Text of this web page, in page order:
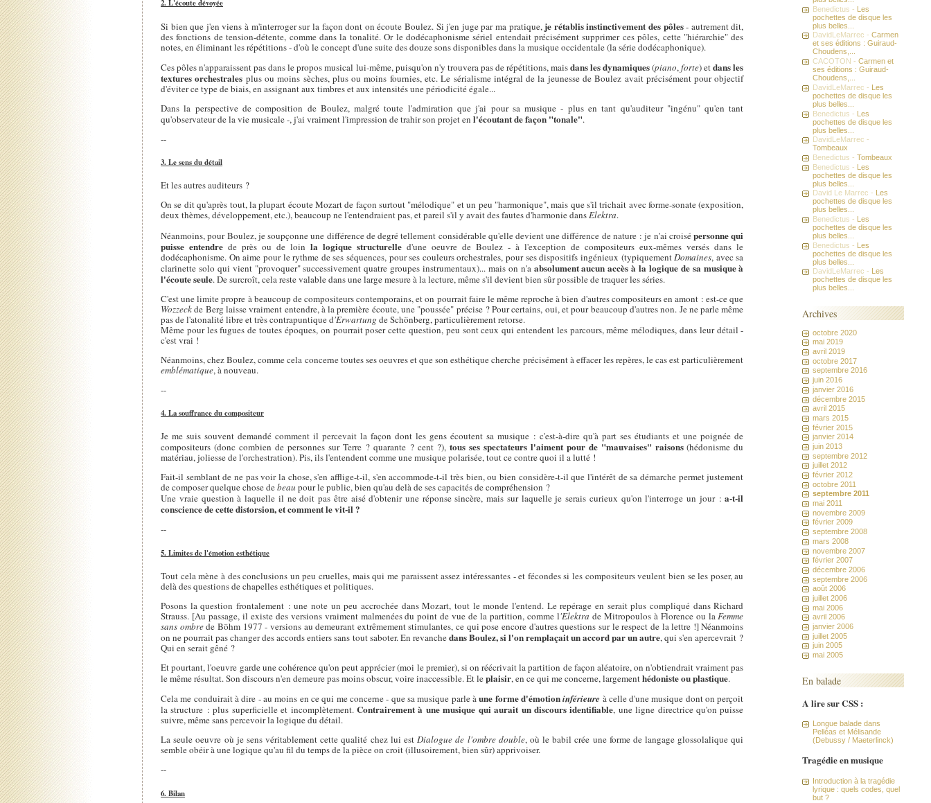
2. L'écoute dévoyée
Si bien que j'en viens à m'interroger sur la façon dont on écoute Boulez. Si j'en juge par ma pratique, je rétablis instinctivement des pôles- autrement dit,
des fonctions de tension-détente, comme dans la tonalité. Or le dodécaphonisme sériel entendait précisément supprimer ces pôles, cette "hiérarchie" des
notes, en éliminant les répétitions - d'où le concept d'une suite des douze sons disponibles dans la musique occidentale (la série dodécaphonique).
Ces pôles n'apparaissent pas dans le propos musical lui-même, puisqu'on n'y trouvera pas de répétitions, maisdans les dynamiques(piano,forte) etdans les
textures orchestrales plus ou moins sèches, plus ou moins fournies, etc. Le sérialisme intégral de la jeunesse de Boulez avait précisément pour objectif
d'éviter ce type de biais, en assignant aux timbres et aux intensités une périodicité égale...
Dans la perspective de composition de Boulez, malgré toute l'admiration que j'ai pour sa musique - plus en tant qu'auditeur "ingénu" qu'en tant
qu'observateur de la vie musicale -, j'ai vraiment l'impression de trahir son projet enl'écoutant de façon "tonale".
--
3. Le sens du détail
Et les autres auditeurs ?
On se dit qu'après tout, la plupart écoute Mozart de façon surtout "mélodique" et un peu "harmonique", mais que s'il trichait avec forme-sonate (exposition,
deux thèmes, développement, etc.), beaucoup ne l'entendraient pas, et pareil s'il y avait des fautes d'harmonie dansElektra.
Néanmoins, pour Boulez, je soupçonne une différence de degré tellement considérable qu'elle devient une différence de nature : je n'ai croisépersonne qui
puisse entendre de près ou de loinla logique structurelle d'une oeuvre de Boulez - à l'exception de compositeurs eux-mêmes versés dans le
dodécaphonisme. On aime pour le rythme de ses séquences, pour ses couleurs orchestrales, pour ses dispositifs ingénieux (typiquement Domaines, avec sa
clarinette solo qui vient "provoquer" successivement quatre groupes instrumentaux)... mais on n'a absolument aucun accès à la logique de sa musique à
l'écoute seule. De surcroît, cela reste valable dans une large mesure à la lecture, même s'il devient bien sûr possible de traquer les séries.
C'est une limite propre à beaucoup de compositeurs contemporains, et on pourrait faire le même reproche à bien d'autres compositeurs en amont : est-ce que
Wozzeckde Berg laisse vraiment entendre, à la première écoute, une "poussée" précise ? Pour certains, oui, et pour beaucoup d'autres non. Je ne parle même
pas de l'atonalité libre et très contrapuntique d'Erwartung de Schönberg, particulièrement retorse.
Même pour les fugues de toutes époques, on pourrait poser cette question, peu sont ceux qui entendent les parcours, même mélodiques, dans leur détail -
c'est vrai !
Néanmoins, chez Boulez, comme cela concerne toutes ses oeuvres et que son esthétique cherche précisément à effacer les repères, le cas est particulièrement
emblématique, à nouveau.
--
4. La souffrance du compositeur
Je me suis souvent demandé comment il percevait la façon dont les gens écoutent sa musique : c'est-à-dire qu'à part ses étudiants et une poignée de
compositeurs (donc combien de personnes sur Terre ? quarante ? cent ?), tous ses spectateurs l'aiment pour de "mauvaises" raisons(hédonisme du
matériau, joliesse de l'orchestration). Pis, ils l'entendent comme une musique polarisée, tout ce contre quoi il a lutté !
Fait-il semblant de ne pas voir la chose, s'en afflige-t-il, s'en accommode-t-il très bien, ou bien considère-t-il que l'intérêt de sa démarche permet justement
de composer quelque chose debeau pour le public, bien qu'au delà de ses capacités de compréhension ?
Une vraie question à laquelle il ne doit pas être aisé d'obtenir une réponse sincère, mais sur laquelle je serais curieux qu'on l'interroge un jour :a-t-il
conscience de cette distorsion, et comment le vit-il ?
--
5. Limites de l'émotion esthétique
Tout cela mène à des conclusions un peu cruelles, mais qui me paraissent assez intéressantes - et fécondes si les compositeurs veulent bien se les poser, au
delà des questions de chapelles esthétiques et politiques.
Posons la question frontalement : une note un peu accrochée dans Mozart, tout le monde l'entend. Le repérage en serait plus compliqué dans Richard
Strauss. [Au passage, il existe des versions vraiment malmenées du point de vue de la partition, comme l'Elektra de Mitropoulos à Florence ou laFemme
sans ombrede Böhm 1977 - versions au demeurant extrêmement stimulantes, ce qui pose encore d'autres questions sur le respect de la lettre !] Néanmoins
on ne pourrait pas changer des accords entiers sans tout saboter. En revanchedans Boulez, si l'on remplaçait un accord par un autre, qui s'en apercevrait ?
Qui en serait gêné ?
Et pourtant, l'oeuvre garde une cohérence qu'on peut apprécier (moi le premier), si on réécrivait la partition de façon aléatoire, on n'obtiendrait vraiment pas
le même résultat. Son discours n'en demeure pas moins obscur, voire inaccessible. Et leplaisir, en ce qui me concerne, largementhédoniste ou plastique.
Cela me conduirait à dire - au moins en ce qui me concerne - que sa musique parle àune forme d'émotioninférieure à celle d'une musique dont on perçoit
la structure : plus superficielle et incomplètement. Contrairement à une musique qui aurait un discours identifiable, une ligne directrice qu'on puisse
suivre, même sans percevoir la logique du détail.
La seule oeuvre où je sens véritablement cette qualité chez lui estDialogue de l'ombre double, où le babil crée une forme de langage glossolalique qui
semble obéir à une logique qu'au fil du temps de la pièce on croit (illusoirement, bien sûr) apprivoiser.
--
6. Bilan
Benedictus - Les
pochettes de disque les
plus belles...
DavidLeMarrec -Carmen
et ses éditions : Guiraud-
Choudens,...
CACOTON -Carmen et
ses éditions : Guiraud-
Choudens,...
DavidLeMarrec - Les
pochettes de disque les
plus belles...
Benedictus - Les
pochettes de disque les
plus belles...
DavidLeMarrec -
Tombeaux
Benedictus -Tombeaux
Benedictus - Les
pochettes de disque les
plus belles...
David Le Marrec -
Les
pochettes de disque les
plus belles...
Benedictus - Les
pochettes de disque les
plus belles...
Benedictus - Les
pochettes de disque les
plus belles...
DavidLeMarrec -
Les
pochettes de disque les
plus belles...
Archives
octobre 2020
mai 2019
avril 2019
octobre 2017
septembre 2016
juin 2016
janvier 2016
décembre 2015
avril 2015
mars 2015
février 2015
janvier 2014
juin 2013
septembre 2012
juillet 2012
février 2012
octobre 2011
septembre 2011
mai 2011
novembre 2009
février 2009
septembre 2008
mars 2008
novembre 2007
février 2007
décembre 2006
septembre 2006
août 2006
juillet 2006
mai 2006
avril 2006
janvier 2006
juillet 2005
juin 2005
mai 2005
En balade
A lire sur CSS :
Longue balade dans
Pelléas et Mélisande
(Debussy / Maeterlinck)
Tragédie en musique
Introduction à la tragédie
lyrique : quels codes, quel
but ?